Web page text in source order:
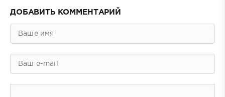
ДОБАВИТЬ КОММЕНТАРИЙ